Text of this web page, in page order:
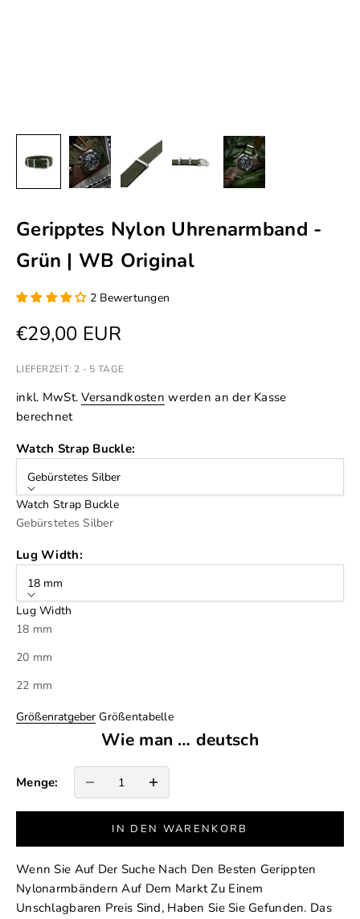
Geripptes Nylon Uhrenarmband -
Grün | WB Original
2 Bewertungen
Angebot
€29,00 EUR
LIEFERZEIT: 2 - 5 TAGE
inkl. MwSt.Versandkosten werden an der Kasse
berechnet
Watch Strap Buckle:
Gebürstetes Silber
Watch Strap Buckle
Gebürstetes Silber
Lug Width:
18 mm
Lug Width
18 mm
20 mm
22 mm
Größenratgeber Größentabelle
Wie man … deutsch
Menge: Anzahl verringernAnzahl erhöhen
IN DEN WARENKORB
Wenn Sie Auf Der Suche Nach Den Besten Gerippten
Nylonarmbändern Auf Dem Markt Zu Einem
Unschlagbaren Preis Sind, Haben Sie Sie Gefunden. Das